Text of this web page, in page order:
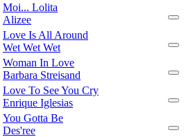
Moi... Lolita
Alizee
Love Is All Around
Wet Wet Wet
Woman In Love
Barbara Streisand
Love To See You Cry
Enrique Iglesias
You Gotta Be
Des'ree